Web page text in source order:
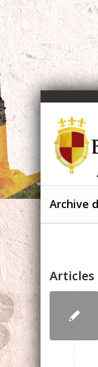
Archive
Articles